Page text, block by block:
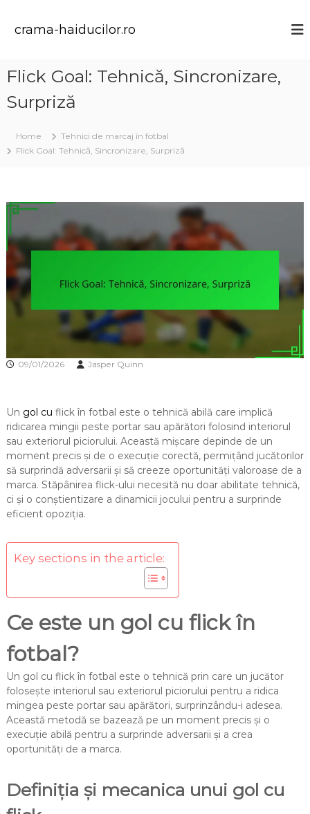
crama-haiducilor.ro
Flick Goal: Tehnică, Sincronizare,
Surpriză
Home
Tehnici de marcaj în fotbal
Flick Goal: Tehnică, Sincronizare, Surpriză
09/01/2026 Jasper Quinn
Un gol cu flick în fotbal este o tehnică abilă care implică
ridicarea mingii peste portar sau apărători folosind interiorul
sau exteriorul piciorului. Această mișcare depinde de un
moment precis și de o execuție corectă, permițând jucătorilor
să surprindă adversarii și să creeze oportunități valoroase de a
marca. Stăpânirea flick-ului necesită nu doar abilitate tehnică,
ci și o conștientizare a dinamicii jocului pentru a surprinde
eficient opoziția.
Key sections in the article:
Ce este un gol cu flick în
fotbal?
Un gol cu flick în fotbal este o tehnică prin care un jucător
folosește interiorul sau exteriorul piciorului pentru a ridica
mingea peste portar sau apărători, surprinzându-i adesea.
Această metodă se bazează pe un moment precis și o
execuție abilă pentru a surprinde adversarii și a crea
oportunități de a marca.
Definiția și mecanica unui gol cu